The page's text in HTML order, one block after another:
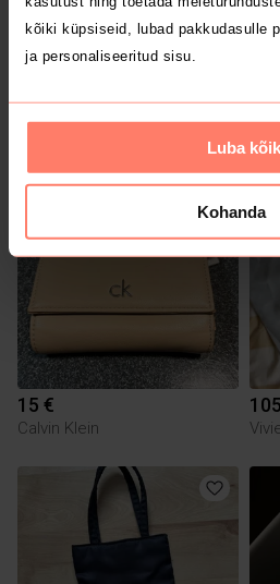
kõiki küpsiseid, lubad pakkudasulle
ja personaliseeritud sisu.
Luba kõik
Kohanda
20 € 8 €
1
15 €
Calvin Klein